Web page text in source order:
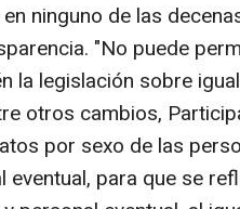
ninguno de las
"No puede
la legislación sobre
otros cambios,
por sexo de las
para que se